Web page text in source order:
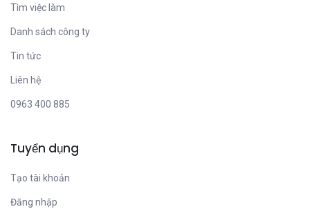
Tìm việc làm
Danh sách công ty
Tin tức
Liên hệ
0963 400 885
Tuyển dụng
Tạo tài khoản
Đăng nhập